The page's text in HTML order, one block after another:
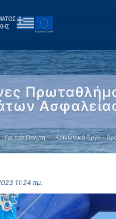
Για τον Πολίτη Κοινωνικό Έργο -
11:24 πμ.